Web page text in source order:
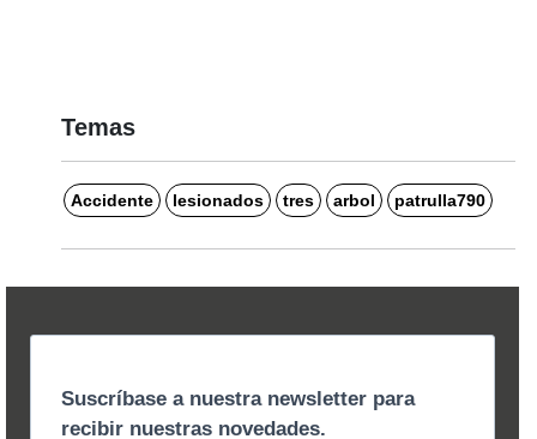
Temas
Accidente lesionados tres arbol patrulla790